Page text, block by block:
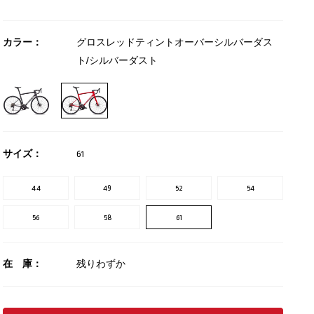
カラー：
グロスレッドティントオーバーシルバーダス
ト/シルバーダスト
サイズ： 61
44 49 52 54
56 58 61
在 庫： 残りわずか